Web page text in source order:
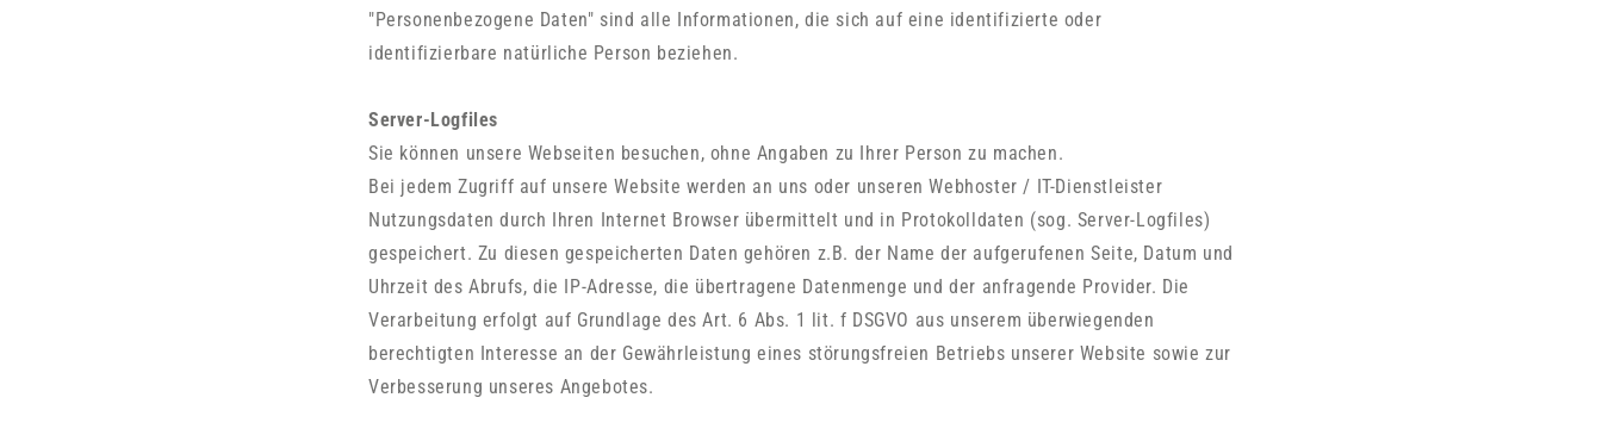
"Personenbezogene Daten" sind alle Informationen, die sich auf eine identifizierte oder
identifizierbare natürliche Person beziehen.
Server-Logfiles
Sie können unsere Webseiten besuchen, ohne Angaben zu Ihrer Person zu machen.
Bei jedem Zugriff auf unsere Website werden an uns oder unseren Webhoster / IT-Dienstleister
Nutzungsdaten durch Ihren Internet Browser übermittelt und in Protokolldaten (sog. Server-Logfiles)
gespeichert. Zu diesen gespeicherten Daten gehören z.B. der Name der aufgerufenen Seite, Datum und
Uhrzeit des Abrufs, die IP-Adresse, die übertragene Datenmenge und der anfragende Provider. Die
Verarbeitung erfolgt auf Grundlage des Art. 6 Abs. 1 lit. f DSGVO aus unserem überwiegenden
berechtigten Interesse an der Gewährleistung eines störungsfreien Betriebs unserer Website sowie zur
Verbesserung unseres Angebotes.